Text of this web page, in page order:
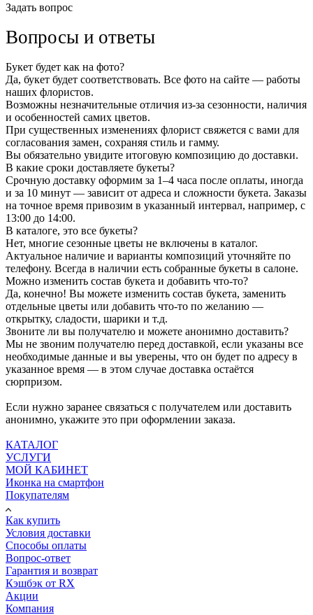
Задать вопрос
Вопросы и ответы
Букет будет как на фото?
Да, букет будет соответствовать. Все фото на сайте — работы
наших флористов.
Возможны незначительные отличия из-за сезонности, наличия
и особенностей самих цветов.
При существенных изменениях флорист свяжется с вами для
согласования замен, сохраняя стиль и гамму.
Вы обязательно увидите итоговую композицию до доставки.
В какие сроки доставляете букеты?
Срочную доставку оформим за 1–4 часа после оплаты, иногда
и за 10 минут — зависит от адреса и сложности букета. Заказы
на точное время привозим в указанный интервал, например, с
13:00 до 14:00.
В каталоге, это все букеты?
Нет, многие сезонные цветы не включены в каталог.
Актуальное наличие и варианты композиций уточняйте по
телефону. Всегда в наличии есть собранные букеты в салоне.
Можно изменить состав букета и добавить что-то?
Да, конечно! Вы можете изменить состав букета, заменить
отдельные цветы или добавить что-то по желанию —
открытку, сладости, шарики и т.д.
Звоните ли вы получателю и можете анонимно доставить?
Мы не звоним получателю перед доставкой, если указаны все
необходимые данные и вы уверены, что он будет по адресу в
указанное время — в этом случае доставка остаётся
сюрпризом.
Если нужно заранее связаться с получателем или доставить
анонимно, укажите это при оформлении заказа.
КАТАЛОГ
УСЛУГИ
МОЙ КАБИНЕТ
Иконка на смартфон
Покупателям
Как купить
Условия доставки
Способы оплаты
Вопрос-ответ
Гарантия и возврат
Кэшбэк от RX
Акции
Компания